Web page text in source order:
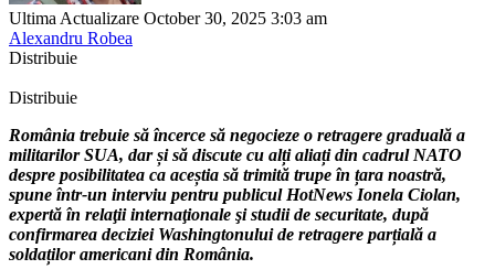
Ultima Actualizare October 30, 2025 3:03 am
Alexandru Robea
Distribuie
Distribuie
România trebuie să încerce să negocieze o retragere graduală a
militarilor SUA, dar și să discute cu alți aliați din cadrul NATO
despre posibilitatea ca aceștia să trimită trupe în țara noastră,
spune într-un interviu pentru publicul HotNews Ionela Ciolan,
expertă în relaţii internaţionale şi studii de securitate, după
confirmarea deciziei Washingtonului de retragere parțială a
soldaților americani din România.